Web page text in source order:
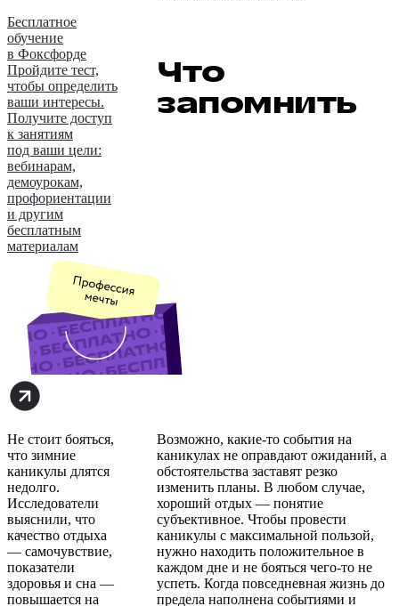
Бесплатное
обучение
в Фоксфорде
Пройдите тест,
чтобы определить
ваши интересы.
Получите доступ
к занятиям
под ваши цели:
вебинарам,
демоурокам,
профориентации
и другим
бесплатным
материалам
Что
запомнить
Не стоит бояться,
что зимние
каникулы длятся
недолго.
Исследователи
выяснили, что
качество отдыха
— самочувствие,
показатели
здоровья и сна —
повышается на
Возможно, какие-то события на
каникулах не оправдают ожиданий, а
обстоятельства заставят резко
изменить планы. В любом случае,
хороший отдых — понятие
субъективное. Чтобы провести
каникулы с максимальной пользой,
нужно находить положительное в
каждом дне и не бояться чего-то не
успеть. Когда повседневная жизнь до
предела наполнена событиями и